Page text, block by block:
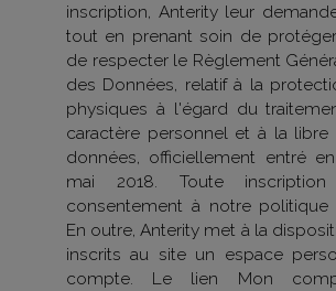
inscription, Anterity leur
tout en prenant soin de
de respecter le Règlement
des Données, relatif à la
physiques à l'égard du
caractère personnel et à la
données, officiellement entré
mai 2018. Toute
consentement à notre politique
En outre, Anterity met à la
inscrits au site un espace
compte. Le lien Mon